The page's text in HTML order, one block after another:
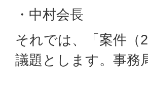
・中村会長
それでは、「案件（
議題とします。事務